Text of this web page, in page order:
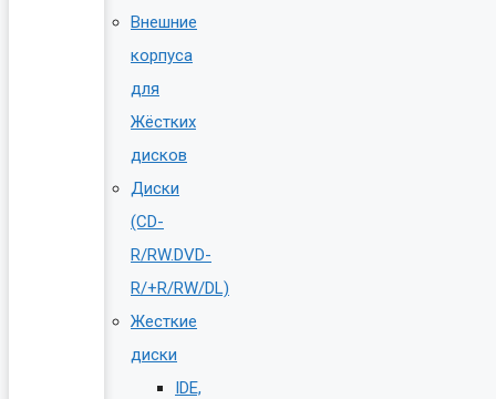
Внешние
корпуса
для
Жёстких
дисков
Диски
(CD-
R/RW.DVD-
R/+R/RW/DL)
Жесткие
диски
IDE,